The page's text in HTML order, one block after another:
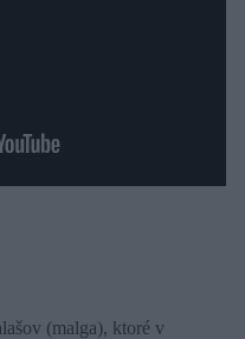
(malga), ktoré v